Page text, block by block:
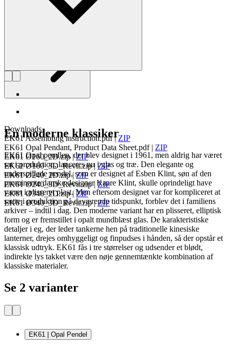
Læs mere om Esben Klint
Downloads
EK61 Assembling instruction.pdf|ZIP
EK61 Opal Pendant, Product Data Sheet.pdf| ZIP
EK61 Ø160_2D.zip|ZIP
EK61 Ø160_3D_Revit.zip|ZIP
EK61 Ø240_2D.zip|ZIP
EK61 Ø240_3D_Revit.zip|ZIP
EK61 Ø340_2D.zip|ZIP
EK61 Ø340_3D_Revit.zip|ZIP
En moderne klassiker
EK61 Opal pendlen, der blev designet i 1961, men aldrig har været
sat i produktion, lanceres nu i glas og træ. Den elegante og
underspillede pendel, som er designet af Esben Klint, søn af den
prominente danske designer Kaare Klint, skulle oprindeligt have
været i plisseret plast. Men eftersom designet var for kompliceret at
sætte i produktion på daværende tidspunkt, forblev det i familiens
arkiver – indtil i dag. Den moderne variant har en plisseret, elliptisk
form og er fremstillet i opalt mundblæst glas. De karakteristiske
detaljer i eg, der leder tankerne hen på traditionelle kinesiske
lanterner, drejes omhyggeligt og finpudses i hånden, så der opstår et
klassisk udtryk. EK61 fås i tre størrelser og udsender et blødt,
indirekte lys takket være den nøje gennemtænkte kombination af
klassiske materialer.
Se 2 varianter
EK61 | Opal Pendel